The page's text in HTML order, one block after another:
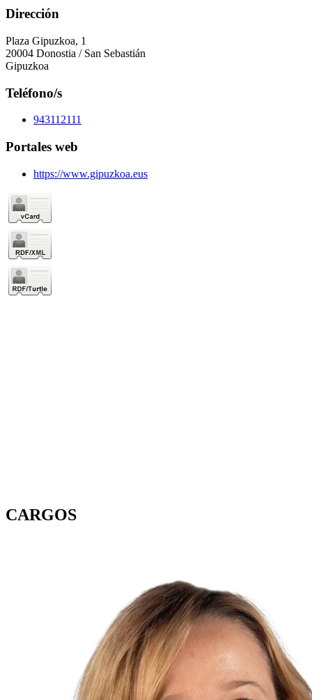
Dirección
Plaza Gipuzkoa, 1
20004 Donostia / San Sebastián
Gipuzkoa
Teléfono/s
943112111
Portales web
https://www.gipuzkoa.eus
CARGOS